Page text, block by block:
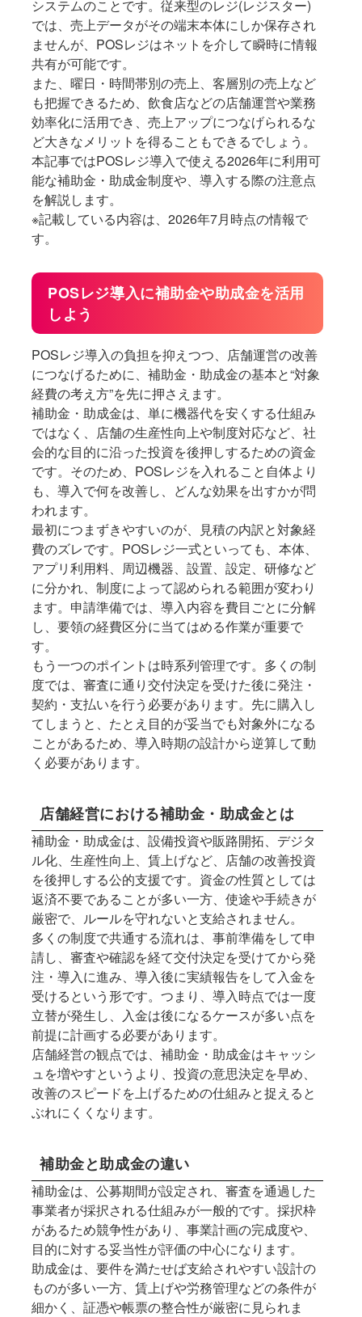
システムのことです。従来型のレジ(レジスター)
では、売上データがその端末本体にしか保存され
ませんが、POSレジはネットを介して瞬時に情報
共有が可能です。
また、曜日・時間帯別の売上、客層別の売上など
も把握できるため、飲食店などの店舗運営や業務
効率化に活用でき、売上アップにつなげられるな
ど大きなメリットを得ることもできるでしょう。
本記事ではPOSレジ導入で使える2026年に利用可
能な補助金・助成金制度や、導入する際の注意点
を解説します。
※記載している内容は、2026年7月時点の情報で
す。
POSレジ導入に補助金や助成金を活用
しよう
POSレジ導入の負担を抑えつつ、店舗運営の改善
につなげるために、補助金・助成金の基本と“対象
経費の考え方”を先に押さえます。
補助金・助成金は、単に機器代を安くする仕組み
ではなく、店舗の生産性向上や制度対応など、社
会的な目的に沿った投資を後押しするための資金
です。そのため、POSレジを入れること自体より
も、導入で何を改善し、どんな効果を出すかが問
われます。
最初につまずきやすいのが、見積の内訳と対象経
費のズレです。POSレジ一式といっても、本体、
アプリ利用料、周辺機器、設置、設定、研修など
に分かれ、制度によって認められる範囲が変わり
ます。申請準備では、導入内容を費目ごとに分解
し、要領の経費区分に当てはめる作業が重要で
す。
もう一つのポイントは時系列管理です。多くの制
度では、審査に通り交付決定を受けた後に発注・
契約・支払いを行う必要があります。先に購入し
てしまうと、たとえ目的が妥当でも対象外になる
ことがあるため、導入時期の設計から逆算して動
く必要があります。
店舗経営における補助金・助成金とは
補助金・助成金は、設備投資や販路開拓、デジタ
ル化、生産性向上、賃上げなど、店舗の改善投資
を後押しする公的支援です。資金の性質としては
返済不要であることが多い一方、使途や手続きが
厳密で、ルールを守れないと支給されません。
多くの制度で共通する流れは、事前準備をして申
請し、審査や確認を経て交付決定を受けてから発
注・導入に進み、導入後に実績報告をして入金を
受けるという形です。つまり、導入時点では一度
立替が発生し、入金は後になるケースが多い点を
前提に計画する必要があります。
店舗経営の観点では、補助金・助成金はキャッシ
ュを増やすというより、投資の意思決定を早め、
改善のスピードを上げるための仕組みと捉えると
ぶれにくくなります。
補助金と助成金の違い
補助金は、公募期間が設定され、審査を通過した
事業者が採択される仕組みが一般的です。採択枠
があるため競争性があり、事業計画の完成度や、
目的に対する妥当性が評価の中心になります。
助成金は、要件を満たせば支給されやすい設計の
ものが多い一方、賃上げや労務管理などの条件が
細かく、証憑や帳票の整合性が厳密に見られま